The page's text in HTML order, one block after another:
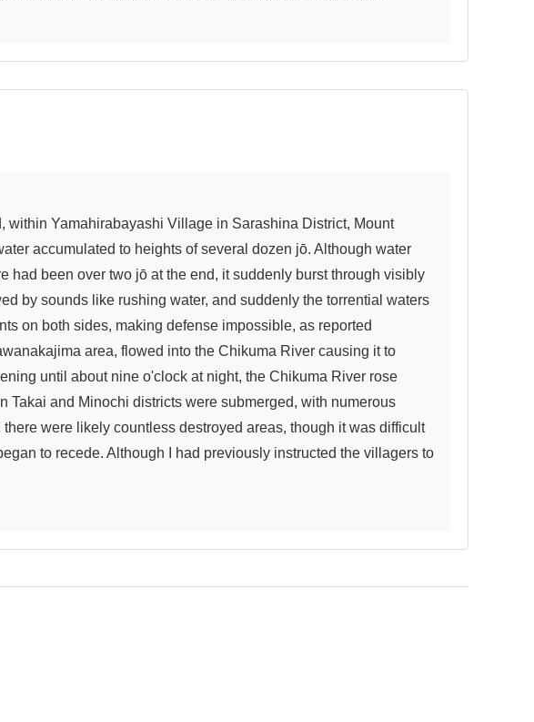
accumulated to heights of several dozen jō. Although water
had been over two jō at the end, it suddenly burst through visibly
by sounds like rushing water, and suddenly the torrential waters
on both sides, making defense impossible, as reported
area, flowed into the Chikuma River causing it to
until about nine o'clock at night, the Chikuma River rose
and Minochi districts were submerged, with numerous
were likely countless destroyed areas, though it was difficult
to recede. Although I had previously instructed the villagers to